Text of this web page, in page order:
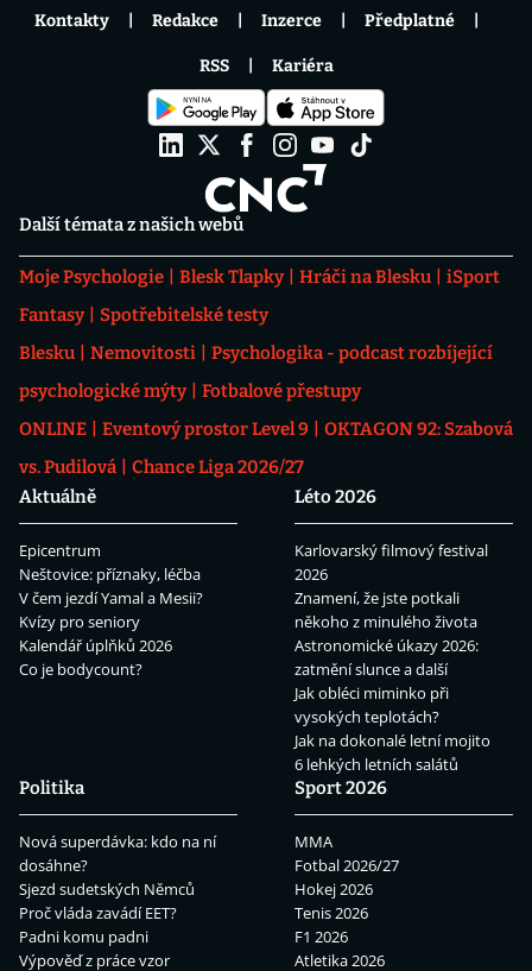
Další témata z našich webů
Moje Psychologie Blesk Tlapky Hráči na Blesku
iSport
Fantasy
Spotřebitelské testy
Blesku
Nemovitosti
Psychologika - podcast rozbíjející
psychologické mýty
Fotbalové přestupy
ONLINE
Eventový prostor Level 9
OKTAGON 92: Szabová
vs. Pudilová
Chance Liga 2026/27
Aktuálně
Epicentrum
Neštovice: příznaky, léčba
V čem jezdí Yamal a Mesii?
Kvízy pro seniory
Kalendář úplňků 2026
Co je bodycount?
Léto 2026
Karlovarský filmový festival
2026
Znamení, že jste potkali
někoho z minulého života
Astronomické úkazy 2026:
zatmění slunce a další
Jak obléci miminko při
vysokých teplotách?
Jak na dokonalé letní mojito
6 lehkých letních salátů
Politika
Nová superdávka: kdo na ní
dosáhne?
Sjezd sudetských Němců
Proč vláda zavádí EET?
Padni komu padni
Výpověď z práce vzor
Sport 2026
MMA
Fotbal 2026/27
Hokej 2026
Tenis 2026
F1 2026
Atletika 2026
Kontakty Redakce Inzerce Předplatné
RSS Kariéra